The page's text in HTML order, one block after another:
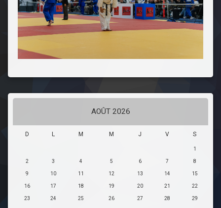
AOÛT 2026
D L M M J V S
1
2 3 4 5 6 7 8
9 10 11 12 13 14 15
16 17 18 19 20 21 22
23 24 25 26 27 28 29